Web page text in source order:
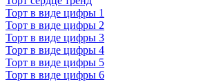
Торт в виде цифры 1
Торт в виде цифры 2
Торт в виде цифры 3
Торт в виде цифры 4
Торт в виде цифры 5
Торт в виде цифры 6